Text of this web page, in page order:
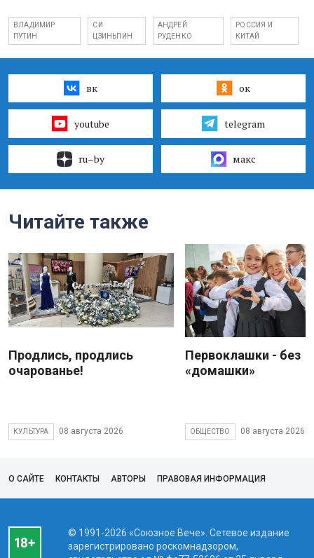
ВЛАДИМИР
ПУТИН
СИ
ЦЗИНЬПИН
АНДРЕЙ
РУДЕНКО
РОССИЯ И
КИТАЙ
вк ок
youtube telegram
ru–by макс
Читайте также
Продлись, продлись
очарованье!
КУЛЬТУРА 08 августа 2026
Первоклашки - без
«домашки»
ОБЩЕСТВО 08 августа 2026
О САЙТЕ КОНТАКТЫ АВТОРЫ ПРАВОВАЯ ИНФОРМАЦИЯ
© 1991-2026 «Союзное Вече». Сетевое издание
зарегистрировано роскомнадзором,